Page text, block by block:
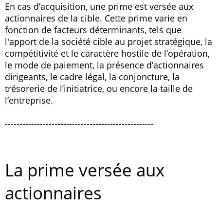
En cas d’acquisition, une prime est versée aux
actionnaires de la cible. Cette prime varie en
fonction de facteurs déterminants, tels que
l'apport de la société cible au projet stratégique, la
compétitivité et le caractère hostile de l’opération,
le mode de paiement, la présence d’actionnaires
dirigeants, le cadre légal, la conjoncture, la
trésorerie de l’initiatrice, ou encore la taille de
l’entreprise.
---------------------------------------------------
La prime versée aux
actionnaires